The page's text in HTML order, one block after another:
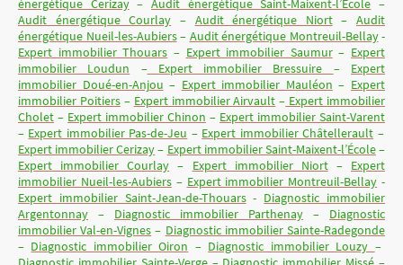
énergétique Cerizay–Audit énergétique Saint-Maixent-l’École –
Audit énergétique Courlay – Audit énergétique Niort– Audit
énergétique Nueil-les-Aubiers– Audit énergétique Montreuil-Bellay-
Expert immobilier Thouars – Expert immobilier Saumur– Expert
immobilier Loudun –Expert immobilier Bressuire – Expert
immobilier Doué-en-Anjou – Expert immobilier Mauléon – Expert
immobilier Poitiers– Expert immobilier Airvault – Expert immobilier
Cholet – Expert immobilier Chinon – Expert immobilier Saint-Varent
– Expert immobilier Pas-de-Jeu – Expert immobilier Châtellerault –
Expert immobilier Cerizay– Expert immobilier Saint-Maixent-l’École–
Expert immobilier Courlay – Expert immobilier Niort– Expert
immobilier Nueil-les-Aubiers– Expert immobilier Montreuil-Bellay -
Expert immobilier Saint-Jean-de-Thouars- Diagnostic immobilier
Argentonnay – Diagnostic immobilier Parthenay – Diagnostic
immobilier Val-en-Vignes – Diagnostic immobilier Sainte-Radegonde
– Diagnostic immobilier Oiron – Diagnostic immobilier Louzy –